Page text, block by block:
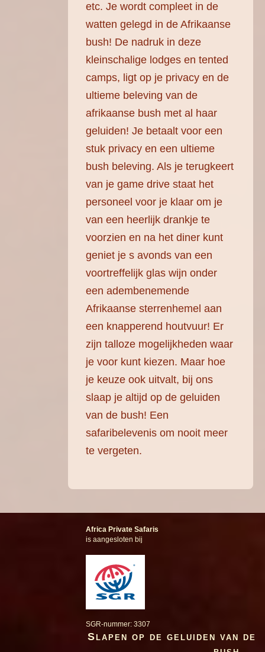
etc. Je wordt compleet in de
watten gelegd in de Afrikaanse
bush! De nadruk in deze
kleinschalige lodges en tented
camps, ligt op je privacy en de
ultieme beleving van de
afrikaanse bush met al haar
geluiden! Je betaalt voor een
stuk privacy en een ultieme
bush beleving. Als je terugkeert
van je game drive staat het
personeel voor je klaar om je
van een heerlijk drankje te
voorzien en na het diner kunt
geniet je s avonds van een
voortreffelijk glas wijn onder
een adembenemende
Afrikaanse sterrenhemel aan
een knapperend houtvuur! Er
zijn talloze mogelijkheden waar
je voor kunt kiezen. Maar hoe
je keuze ook uitvalt, bij ons
slaap je altijd op de geluiden
van de bush! Een
safaribelevenis om nooit meer
te vergeten.
Africa Private Safaris
is aangesloten bij
SGR-nummer: 3307
Slapen op de geluiden van de